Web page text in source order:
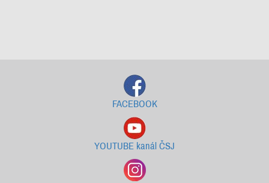
FACEBOOK
YOUTUBE kanál ČSJ